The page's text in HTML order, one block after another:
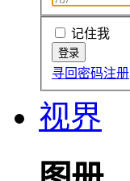
记住我
寻回密码注册
视界